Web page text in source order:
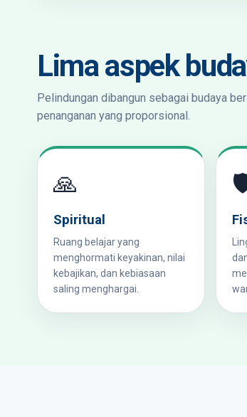
Lima aspek
Pelindungan dibangun sebagai budaya
penanganan yang proporsional.
🙏
Spiritual
Ruang belajar yang
menghormati keyakinan, nilai
kebajikan, dan kebiasaan
saling menghargai.